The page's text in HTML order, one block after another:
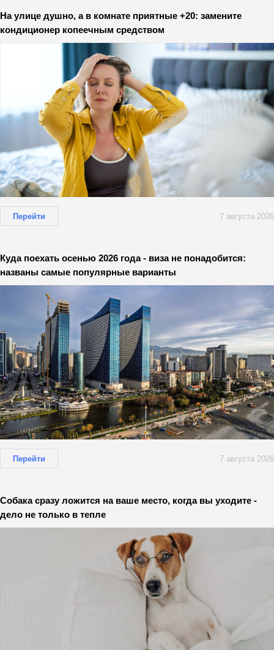
На улице душно, а в комнате приятные +20: замените
кондиционер копеечным средством
Перейти 7 августа 2026
Куда поехать осенью 2026 года - виза не понадобится:
названы самые популярные варианты
Перейти 7 августа 2026
Собака сразу ложится на ваше место, когда вы уходите -
дело не только в тепле